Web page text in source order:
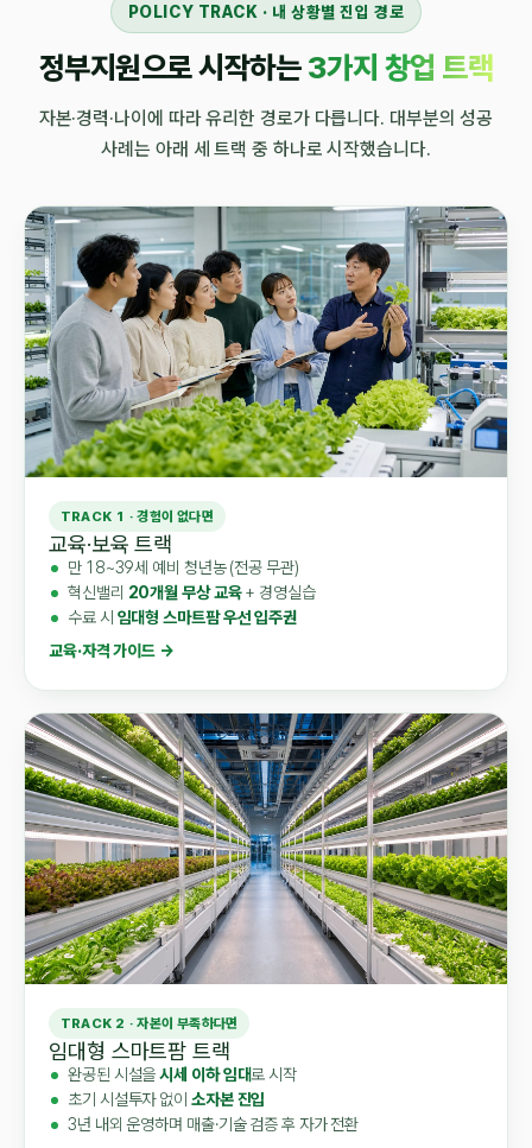
POLICY TRACK · 내 상황별 진입 경로
정부지원으로 시작하는 3가지 창업 트랙
자본·경력·나이에 따라 유리한 경로가 다릅니다. 대부분의 성공
사례는 아래 세 트랙 중 하나로 시작했습니다.
TRACK 1 · 경험이 없다면
교육·보육 트랙
만 18~39세 예비 청년농 (전공 무관)
혁신밸리 20개월 무상 교육+ 경영실습
수료 시 임대형 스마트팜 우선 입주권
교육·자격 가이드 →
TRACK 2 · 자본이 부족하다면
임대형 스마트팜 트랙
완공된 시설을시세 이하 임대로 시작
초기 시설투자 없이 소자본 진입
3년 내외 운영하며 매출·기술 검증 후 자가 전환